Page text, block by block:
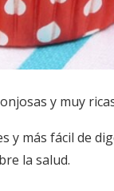
y muy
y más fácil de
la salud.